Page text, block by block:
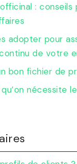
: conseils
adopter pour
de votre
bon fichier de
nécessite